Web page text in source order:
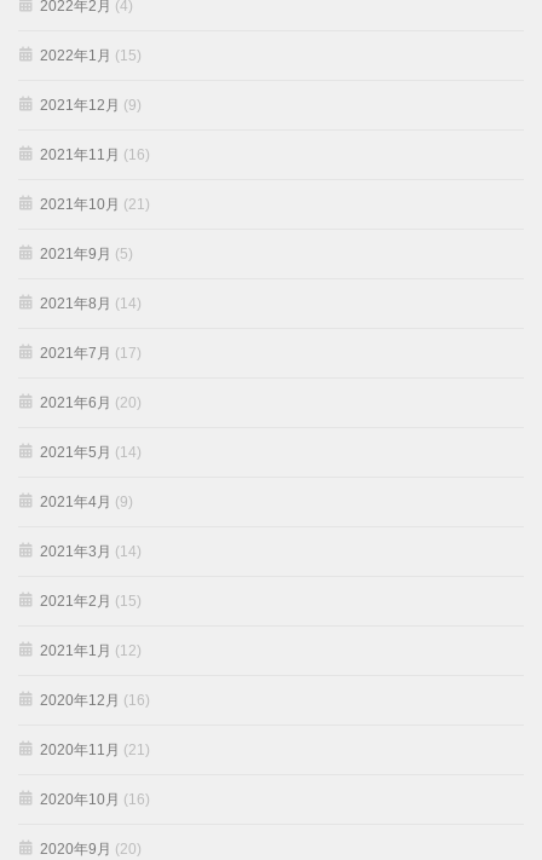
2022年2月 (4)
2022年1月 (15)
2021年12月 (9)
2021年11月 (16)
2021年10月 (21)
2021年9月 (5)
2021年8月 (14)
2021年7月 (17)
2021年6月 (20)
2021年5月 (14)
2021年4月 (9)
2021年3月 (14)
2021年2月 (15)
2021年1月 (12)
2020年12月 (16)
2020年11月 (21)
2020年10月 (16)
2020年9月 (20)